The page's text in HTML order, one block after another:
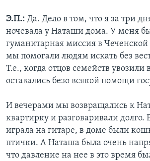
Э.П.: Да. Дело в том, что я за три
ночевала у Наташи дома. У меня
гуманитарная миссия в Чеченской
мы помогали людям искать без
Т.е., когда отцов семейств
оставались безо всякой помощи
И вечерами мы возвращались к
квартирку и разговаривали долго.
играла на гитаре, в доме были
птички. А Наташа была очень
что давление на нее в это время